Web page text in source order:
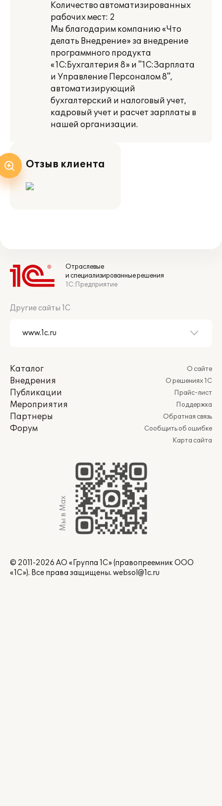
Количество автоматизированных
рабочих мест: 2
Мы благодарим компанию «Что
делать Внедрение» за внедрение
программного продукта
«1С:Бухгалтерия 8» и "1С:Зарплата
и Управление Персоналом 8",
автоматизирующий
бухгалтерский и налоговый учет,
кадровый учет и расчет зарплаты в
нашей организации.
Отзыв клиента
Отраслевые
и специализированные решения
1С:Предприятие
Другие сайты 1С
Каталог
Внедрения
Публикации
Мероприятия
Партнеры
Форум
О сайте
О решениях 1С
Прайс-лист
Поддержка
Обратная связь
Сообщить об ошибке
Карта сайта
Мы в Max
© 2011-2026 АО «Группа 1С» (правопреемник ООО
«1С»). Все права защищены. websol@1c.ru